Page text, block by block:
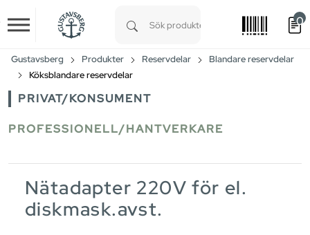
Skip to main content
0
Gustavsberg Produkter Reservdelar
Blandare reservdelar
Köksblandare reservdelar
PRIVAT/KONSUMENT
PROFESSIONELL/HANTVERKARE
Nätadapter 220V för el.
diskmask.avst.